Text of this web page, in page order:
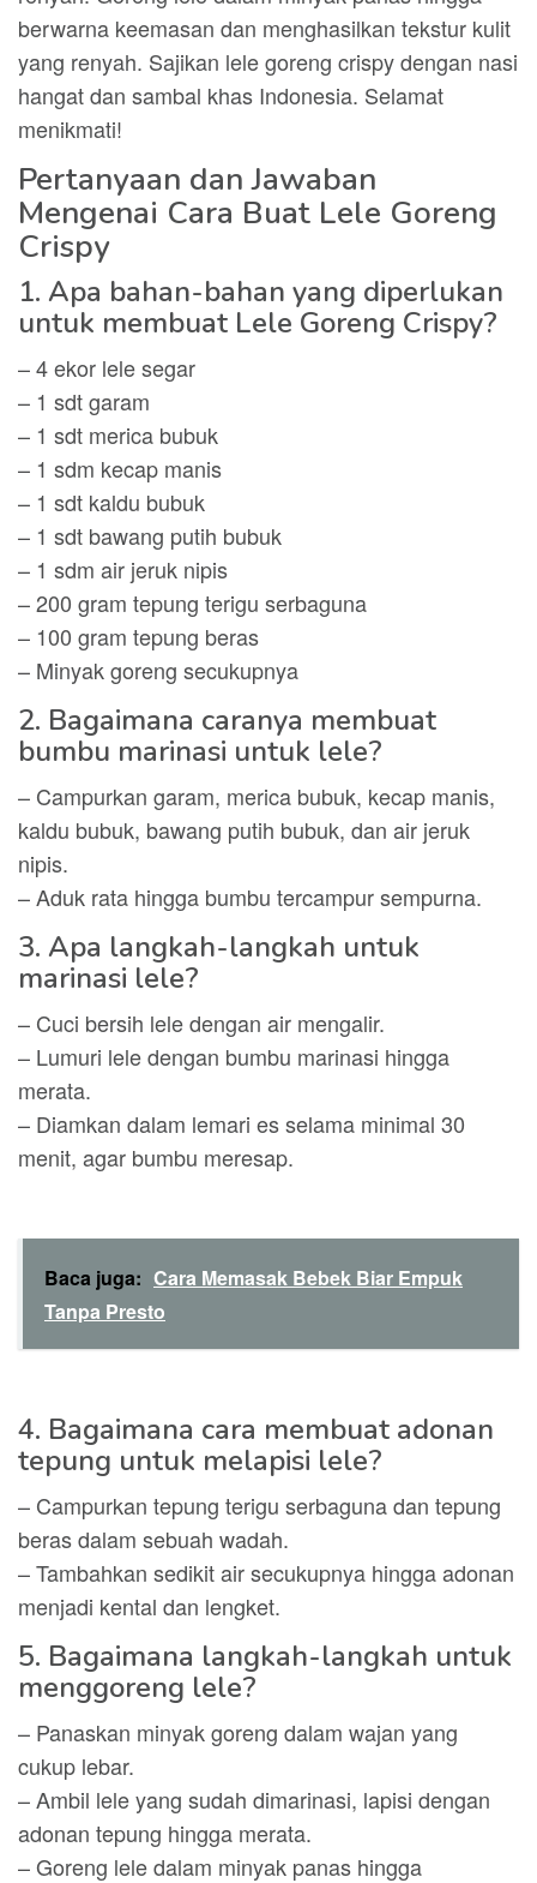
berwarna keemasan dan menghasilkan tekstur kulit
yang renyah. Sajikan lele goreng crispy dengan nasi
hangat dan sambal khas Indonesia. Selamat
menikmati!
Pertanyaan dan Jawaban
Mengenai Cara Buat Lele Goreng
Crispy
1. Apa bahan-bahan yang diperlukan
untuk membuat Lele Goreng Crispy?
– 4 ekor lele segar
– 1 sdt garam
– 1 sdt merica bubuk
– 1 sdm kecap manis
– 1 sdt kaldu bubuk
– 1 sdt bawang putih bubuk
– 1 sdm air jeruk nipis
– 200 gram tepung terigu serbaguna
– 100 gram tepung beras
– Minyak goreng secukupnya
2. Bagaimana caranya membuat
bumbu marinasi untuk lele?
– Campurkan garam, merica bubuk, kecap manis,
kaldu bubuk, bawang putih bubuk, dan air jeruk
nipis.
– Aduk rata hingga bumbu tercampur sempurna.
3. Apa langkah-langkah untuk
marinasi lele?
– Cuci bersih lele dengan air mengalir.
– Lumuri lele dengan bumbu marinasi hingga
merata.
– Diamkan dalam lemari es selama minimal 30
menit, agar bumbu meresap.
Baca juga: Cara Memasak Bebek Biar Empuk
Tanpa Presto
4. Bagaimana cara membuat adonan
tepung untuk melapisi lele?
– Campurkan tepung terigu serbaguna dan tepung
beras dalam sebuah wadah.
– Tambahkan sedikit air secukupnya hingga adonan
menjadi kental dan lengket.
5. Bagaimana langkah-langkah untuk
menggoreng lele?
– Panaskan minyak goreng dalam wajan yang
cukup lebar.
– Ambil lele yang sudah dimarinasi, lapisi dengan
adonan tepung hingga merata.
– Goreng lele dalam minyak panas hingga